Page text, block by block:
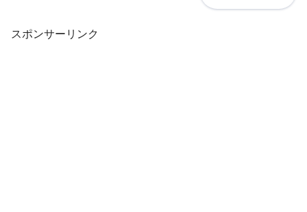
スポンサーリンク